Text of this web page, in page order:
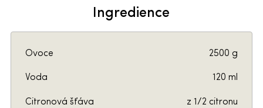
Ingredience
Ovoce 2500 g
Voda 120 ml
Citronová šťáva z 1/2 citronu